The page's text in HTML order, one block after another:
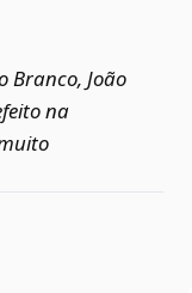
Branco, João
na